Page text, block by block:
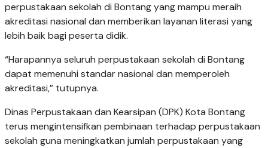
perpustakaan sekolah di Bontang yang mampu meraih
akreditasi nasional dan memberikan layanan literasi yang
lebih baik bagi peserta didik.
“Harapannya seluruh perpustakaan sekolah di Bontang
dapat memenuhi standar nasional dan memperoleh
akreditasi,” tutupnya.
Dinas Perpustakaan dan Kearsipan (DPK) Kota Bontang
terus mengintensifkan pembinaan terhadap perpustakaan
sekolah guna meningkatkan jumlah perpustakaan yang